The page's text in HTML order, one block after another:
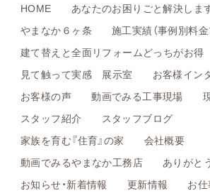
HOME
あなたのお困りごと解決しま
やまなか６ヶ条
施工実績（事例別料金
建て替えと全面リフォームどっちがお得
見て触って実感 展示室
お客様イン
お客様の声
動画でみる工事現場
スタッフ紹介
スタッフブログ
家族を育む『住育』の家
会社概要
動画でみるやまなか工務店
ありがと
お知らせ・新着情報
更新情報
お